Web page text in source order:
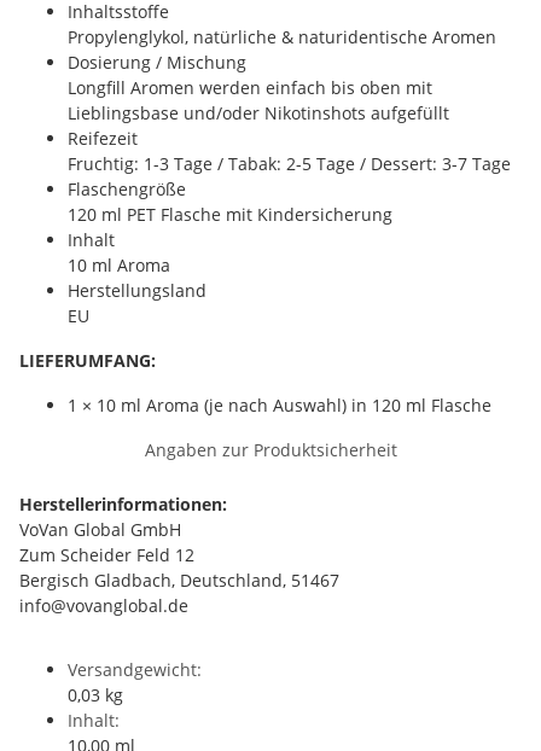
Inhaltsstoffe
Propylenglykol, natürliche & naturidentische Aromen
Dosierung / Mischung
Longfill Aromen werden einfach bis oben mit
Lieblingsbase und/oder Nikotinshots aufgefüllt
Reifezeit
Fruchtig: 1-3 Tage / Tabak: 2-5 Tage / Dessert: 3-7 Tage
Flaschengröße
120 ml PET Flasche mit Kindersicherung
Inhalt
10 ml Aroma
Herstellungsland
EU
LIEFERUMFANG:
1 × 10 ml Aroma (je nach Auswahl) in 120 ml Flasche
Angaben zur Produktsicherheit
Herstellerinformationen:
VoVan Global GmbH
Zum Scheider Feld 12
Bergisch Gladbach, Deutschland, 51467
info@vovanglobal.de
Versandgewicht:
0,03 kg
Inhalt:
10,00 ml